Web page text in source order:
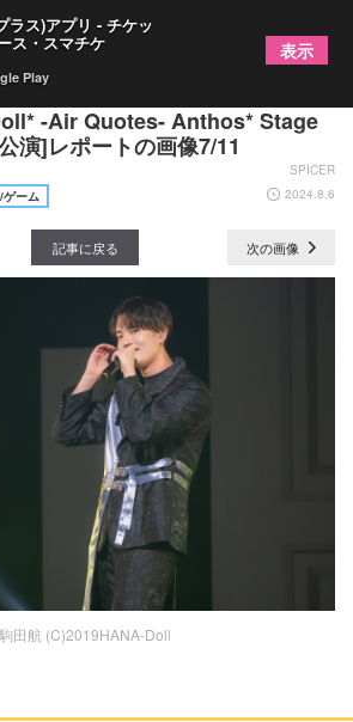
ぐファンによって咲き誇った華の
-Air Quotes- Anthos* Stage
演]レポートの画像7/11
SPICER
ゲーム 2024.8.6
記事に戻る 次の画像
駒田航 (C)2019HANA-Doll
ラス)アプリ - チケッ
ス・スマチケ
Play
表示